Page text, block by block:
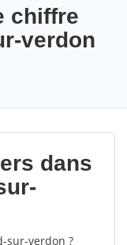
chiffre
verdon
dans
sur-verdon ?